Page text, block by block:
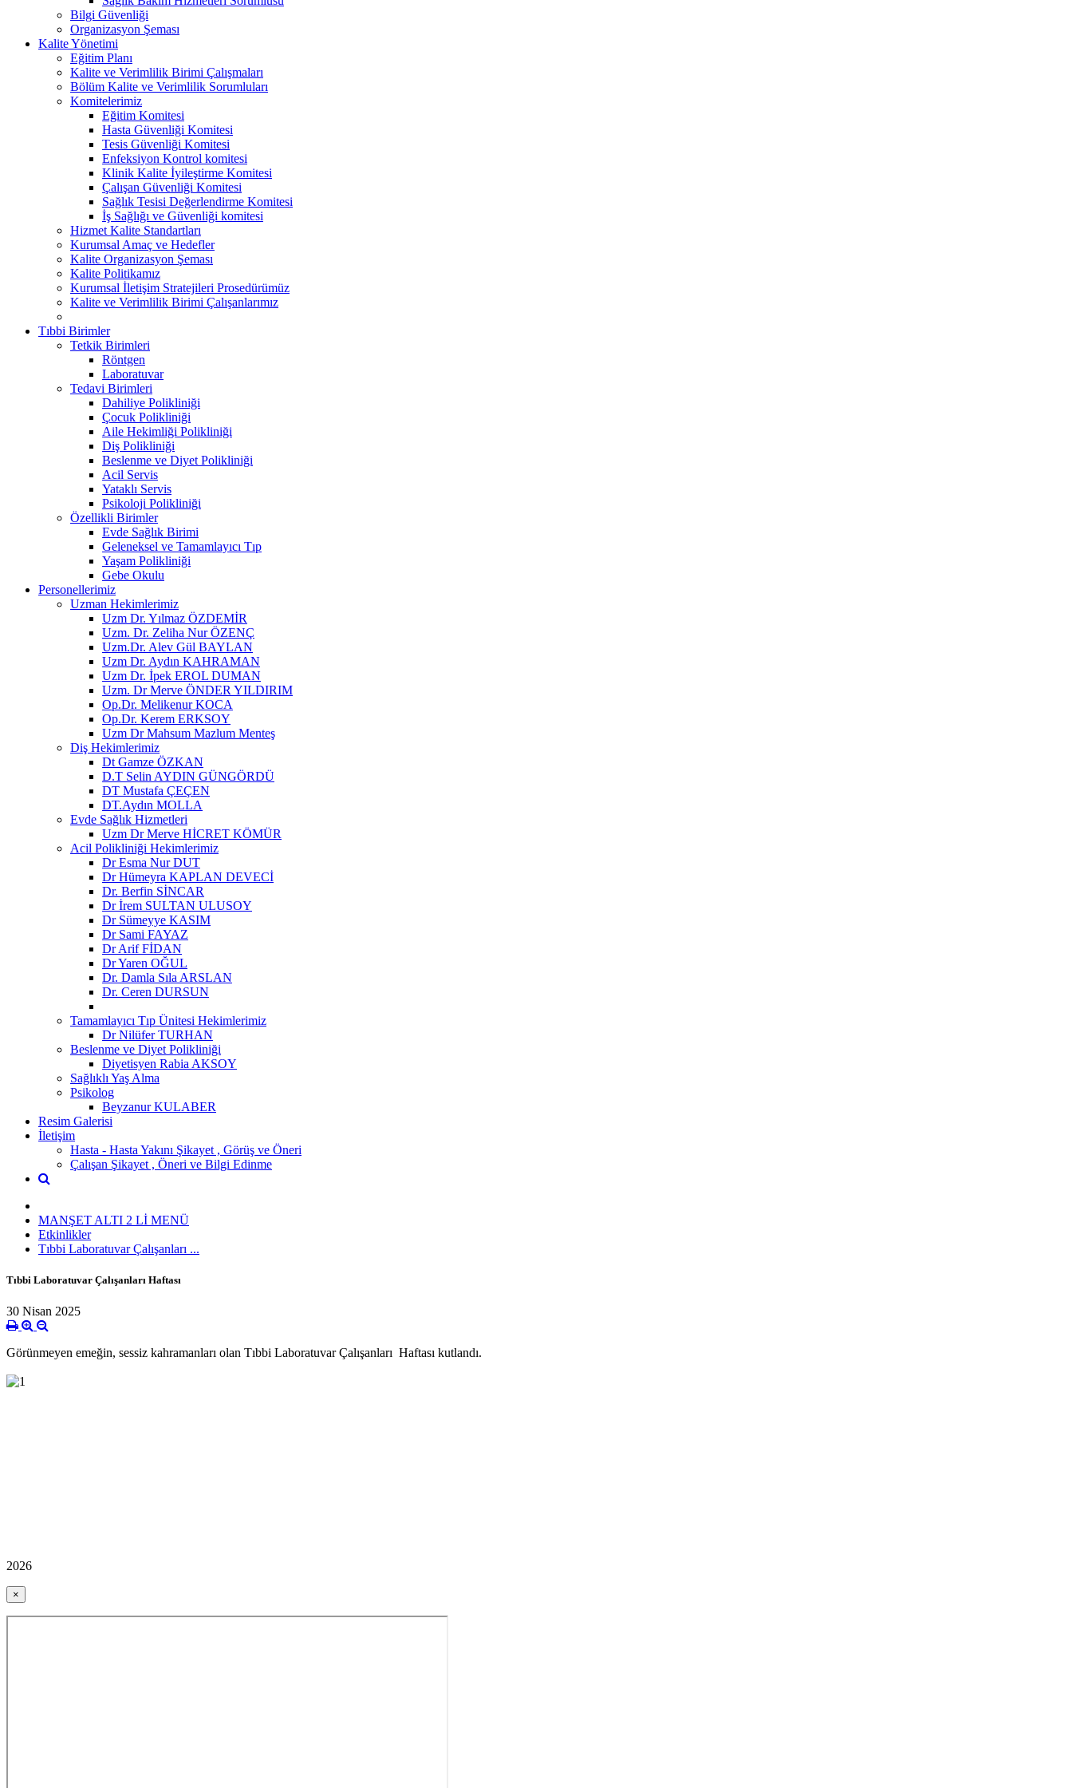
Bilgi Güvenliği
Organizasyon Şeması
Kalite Yönetimi
Eğitim Planı
Kalite ve Verimlilik Birimi Çalışmaları
Bölüm Kalite ve Verimlilik Sorumluları
Komitelerimiz
Eğitim Komitesi
Hasta Güvenliği Komitesi
Tesis Güvenliği Komitesi
Enfeksiyon Kontrol komitesi
Klinik Kalite İyileştirme Komitesi
Çalışan Güvenliği Komitesi
Sağlık Tesisi Değerlendirme Komitesi
İş Sağlığı ve Güvenliği komitesi
Hizmet Kalite Standartları
Kurumsal Amaç ve Hedefler
Kalite Organizasyon Şeması
Kalite Politikamız
Kurumsal İletişim Stratejileri Prosedürümüz
Kalite ve Verimlilik Birimi Çalışanlarımız
Tıbbi Birimler
Tetkik Birimleri
Röntgen
Laboratuvar
Tedavi Birimleri
Dahiliye Polikliniği
Çocuk Polikliniği
Aile Hekimliği Polikliniği
Diş Polikliniği
Beslenme ve Diyet Polikliniği
Acil Servis
Yataklı Servis
Psikoloji Polikliniği
Özellikli Birimler
Evde Sağlık Birimi
Geleneksel ve Tamamlayıcı Tıp
Yaşam Polikliniği
Gebe Okulu
Personellerimiz
Uzman Hekimlerimiz
Uzm Dr. Yılmaz ÖZDEMİR
Uzm. Dr. Zeliha Nur ÖZENÇ
Uzm.Dr. Alev Gül BAYLAN
Uzm Dr. Aydın KAHRAMAN
Uzm Dr. İpek EROL DUMAN
Uzm. Dr Merve ÖNDER YILDIRIM
Op.Dr. Melikenur KOCA
Op.Dr. Kerem ERKSOY
Uzm Dr Mahsum Mazlum Menteş
Diş Hekimlerimiz
Dt Gamze ÖZKAN
D.T Selin AYDIN GÜNGÖRDÜ
DT Mustafa ÇEÇEN
DT.Aydın MOLLA
Evde Sağlık Hizmetleri
Uzm Dr Merve HİCRET KÖMÜR
Acil Polikliniği Hekimlerimiz
Dr Esma Nur DUT
Dr Hümeyra KAPLAN DEVECİ
Dr. Berfin SİNCAR
Dr İrem SULTAN ULUSOY
Dr Sümeyye KASIM
Dr Sami FAYAZ
Dr Arif FİDAN
Dr Yaren OĞUL
Dr. Damla Sıla ARSLAN
Dr. Ceren DURSUN
Tamamlayıcı Tıp Ünitesi Hekimlerimiz
Dr Nilüfer TURHAN
Beslenme ve Diyet Polikliniği
Diyetisyen Rabia AKSOY
Sağlıklı Yaş Alma
Psikolog
Beyzanur KULABER
Resim Galerisi
İletişim
Hasta - Hasta Yakını Şikayet , Görüş ve Öneri
Çalışan Şikayet , Öneri ve Bilgi Edinme
MANŞET ALTI 2 Lİ MENÜ
Etkinlikler
Tıbbi Laboratuvar Çalışanları ...
Tıbbi Laboratuvar Çalışanları Haftası
30 Nisan 2025
Görünmeyen emeğin, sessiz kahramanları olan Tıbbi Laboratuvar Çalışanları Haftası kutlandı.
2026
×